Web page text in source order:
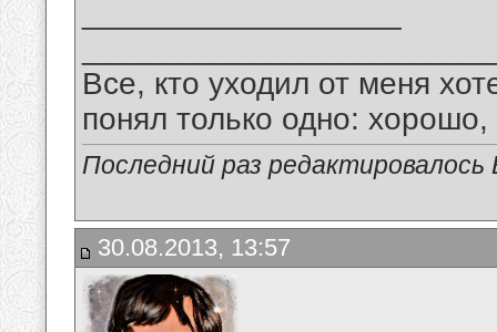
Все, кто уходил от меня
понял только одно:
Последний раз
30.08.2013, 13:57